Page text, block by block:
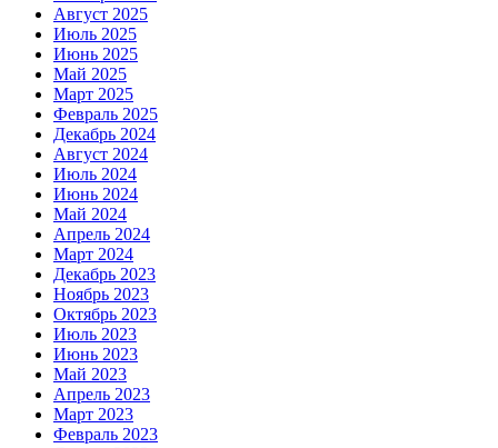
Август 2025
Июль 2025
Июнь 2025
Май 2025
Март 2025
Февраль 2025
Декабрь 2024
Август 2024
Июль 2024
Июнь 2024
Май 2024
Апрель 2024
Март 2024
Декабрь 2023
Ноябрь 2023
Октябрь 2023
Июль 2023
Июнь 2023
Май 2023
Апрель 2023
Март 2023
Февраль 2023